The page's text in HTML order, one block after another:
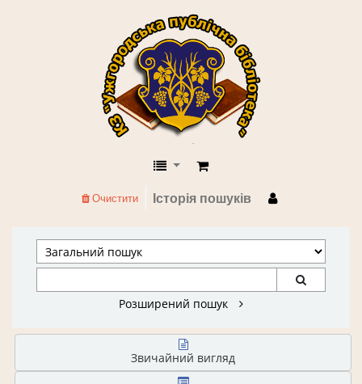
КЗ "Ужгородська публічна
Історія пошуків
Очистити
Розширений пошук
Звичайний вигляд